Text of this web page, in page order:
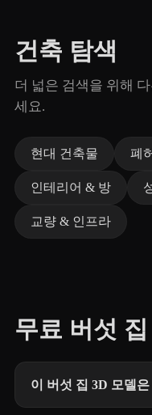
건축 탐색
더 넓은 검색을 위해
세요.
현대 건축물 폐
인테리어 & 방
교량 & 인프라
무료 버섯
이 버섯 집 3D 모델